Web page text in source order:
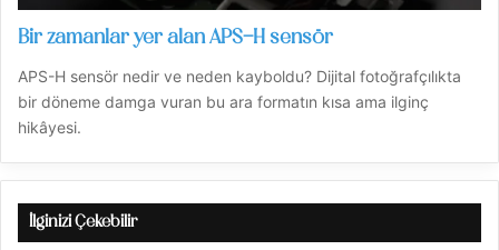
Bir zamanlar yer alan APS-H sensör
APS-H sensör nedir ve neden kayboldu? Dijital fotoğrafçılıkta
bir döneme damga vuran bu ara formatın kısa ama ilginç
hikâyesi.
İlginizi Çekebilir